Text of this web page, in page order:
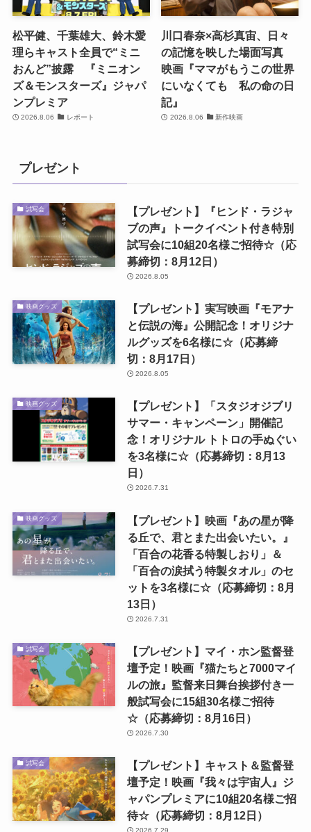
松平健、千葉雄大、鈴木愛
理らキャスト全員で“ミニ
おんど”披露 『ミニオン
ズ＆モンスターズ』ジャパ
ンプレミア
2026.8.06 レポート
川口春奈×高杉真宙、日々
の記憶を映した場面写真
映画『ママがもうこの世界
にいなくても 私の命の日
記』
2026.8.06 新作映画
プレゼント
試写会
【プレゼント】『ヒンド・ラジャ
ブの声』トークイベント付き特別
試写会に10組20名様ご招待☆（応
募締切：8月12日）
2026.8.05
映画グッズ
【プレゼント】実写映画『モアナ
と伝説の海』公開記念！オリジナ
ルグッズを6名様に☆（応募締
切：8月17日）
2026.8.05
映画グッズ
【プレゼント】「スタジオジブリ
サマー・キャンペーン」開催記
念！オリジナル トトロの手ぬぐい
を3名様に☆（応募締切：8月13
日）
2026.7.31
映画グッズ
【プレゼント】映画『あの星が降
る丘で、君とまた出会いたい。』
「百合の花香る特製しおり」＆
「百合の涙拭う特製タオル」のセ
ットを3名様に☆（応募締切：8月
13日）
2026.7.31
試写会
【プレゼント】マイ・ホン監督登
壇予定！映画『猫たちと7000マイ
ルの旅』監督来日舞台挨拶付き一
般試写会に15組30名様ご招待
☆（応募締切：8月16日）
2026.7.30
試写会
【プレゼント】キャスト＆監督登
壇予定！映画『我々は宇宙人』ジ
ャパンプレミアに10組20名様ご招
待☆（応募締切：8月12日）
2026.7.29